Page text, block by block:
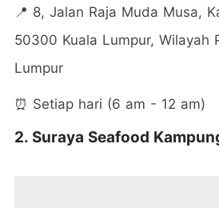
📍 8, Jalan Raja Muda Musa,
50300 Kuala Lumpur, Wilayah
Lumpur
⏰ Setiap hari (6 am - 12 am)
2. Suraya Seafood